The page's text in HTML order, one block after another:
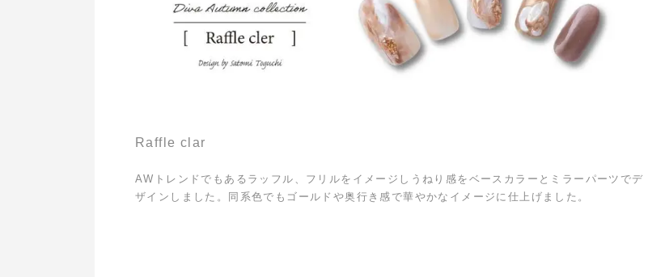
Raffle clar
AWトレンドでもあるラッフル、フリルをイメージしうねり感をベースカラーとミラーパーツでデ
ザインしました。同系色でもゴールドや奥行き感で華やかなイメージに仕上げました。